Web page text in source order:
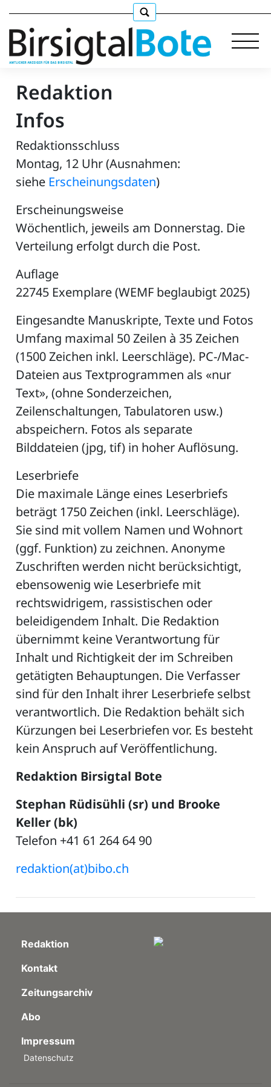
Immobilien
Stellen
E-
Redaktion
Infos
Redaktionsschluss
Montag, 12 Uhr (Ausnahmen:
siehe Erscheinungsdaten)
Erscheinungsweise
Wöchentlich, jeweils am Donnerstag. Die
Verteilung erfolgt durch die Post.
Auflage
22745 Exemplare (WEMF beglaubigt 2025)
Eingesandte Manuskripte, Texte und Fotos
Umfang maximal 50 Zeilen à 35 Zeichen
(1500 Zeichen inkl. Leerschläge). PC-/Mac-
Dateien aus Textprogrammen als «nur
Text», (ohne Sonderzeichen,
Zeilenschaltungen, Tabulatoren usw.)
abspeichern. Fotos als separate
Bilddateien (jpg, tif) in hoher Auflösung.
Leserbriefe
Die maximale Länge eines Leserbriefs
beträgt 1750 Zeichen (inkl. Leerschläge).
Sie sind mit vollem Namen und Wohnort
(ggf. Funktion) zu zeichnen. Anonyme
Zuschriften werden nicht berücksichtigt,
ebensowenig wie Leserbriefe mit
rechtswidrigem, rassistischen oder
beleidigendem Inhalt. Die Redaktion
übernimmt keine Verantwortung für
Inhalt und Richtigkeit der im Schreiben
getätigten Behauptungen. Die Verfasser
sind für den Inhalt ihrer Leserbriefe selbst
verantwortlich. Die Redaktion behält sich
Kürzungen bei Leserbriefen vor. Es besteht
kein Anspruch auf Veröffentlichung.
Redaktion Birsigtal Bote
Stephan Rüdisühli (sr) und Brooke
Keller (bk)
Telefon +41 61 264 64 90
redaktion(at)bibo.ch
Redaktion
Kontakt
Zeitungsarchiv
Abo
Impressum
Datenschutz